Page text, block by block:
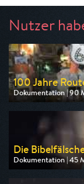
Nutzer
100 Jahre
Dokumentation | 90
Ausgestrahlt von arte
am 13.08.2026, 20:15
Die
Dokumentation | 45
Ausgestrahlt von arte
am 11.08.2026, 20:15